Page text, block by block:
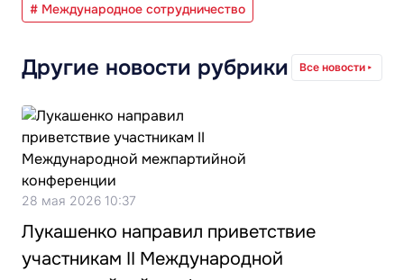
# Международное сотрудничество
Другие новости рубрики Все новости
28 мая 2026 10:37
Лукашенко направил приветствие
участникам II Международной